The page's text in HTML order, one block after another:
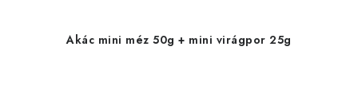
Akác mini méz 50g + mini virágpor 25g